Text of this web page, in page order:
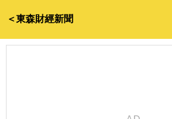
＜東森財經新聞